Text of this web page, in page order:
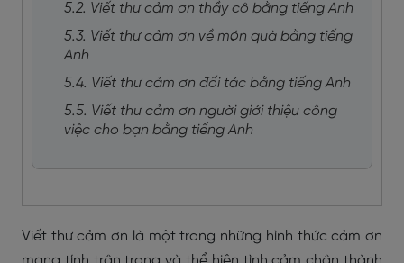
5.2. Viết thư cảm ơn thầy cô bằng tiếng Anh
5.3. Viết thư cảm ơn về món quà bằng tiếng
Anh
5.4. Viết thư cảm ơn đối tác bằng tiếng Anh
5.5. Viết thư cảm ơn người giới thiệu công
việc cho bạn bằng tiếng Anh
Viết thư cảm ơn là một trong những hình thức cảm ơn